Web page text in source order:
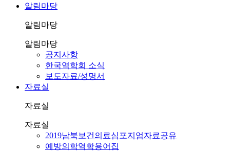
알림마당
알림마당
알림마당
공지사항
한국역학회 소식
보도자료/성명서
자료실
자료실
자료실
2019남북보건의료심포지엄자료공유
예방의학역학용어집